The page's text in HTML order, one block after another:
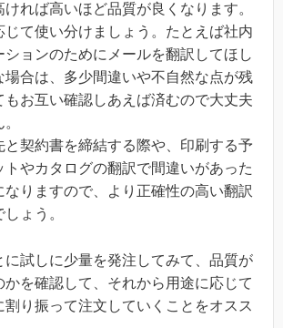
れば高いほど品質が良くなります。
じて使い分けましょう。たとえば社内
ションのためにメールを翻訳してほし
場合は、多少間違いや不自然な点が残
もお互い確認しあえば済むので大丈夫
と契約書を締結する際や、印刷する予
トやカタログの翻訳で間違いがあった
なりますので、より正確性の高い翻訳
ょう。
に試しに少量を発注してみて、品質が
かを確認して、それから用途に応じて
割り振って注文していくことをオスス